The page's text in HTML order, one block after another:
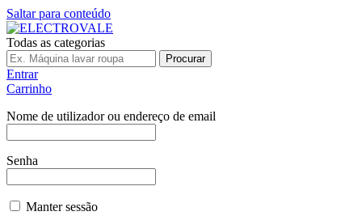
Saltar para conteúdo
Todas as categorias
Procurar
Entrar
Carrinho
Nome de utilizador ou endereço de email
Senha
Manter sessão